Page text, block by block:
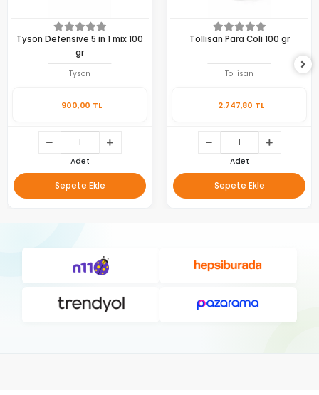
Tyson Defensive 5 in 1 mix 100
gr
Tyson
900,00 TL
Adet
Sepete Ekle
Tollisan Para Coli 100 gr
Tollisan
2.747,80 TL
Adet
Sepete Ekle